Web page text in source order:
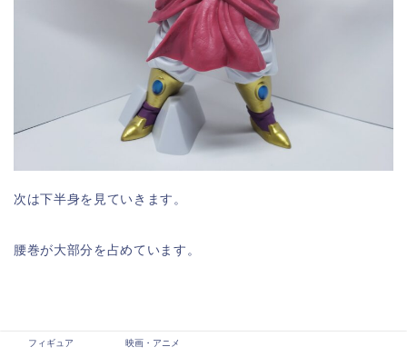
次は下半身を見ていきます。
腰巻が大部分を占めています。
フィギュア 映画・アニメ